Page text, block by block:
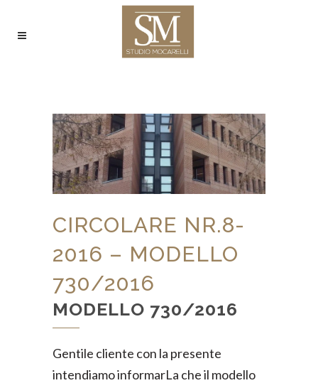
CIRCOLARE NR.8-
2016 – MODELLO
730/2016
MODELLO 730/2016
Gentile cliente con la presente
intendiamo informarLa che il modello